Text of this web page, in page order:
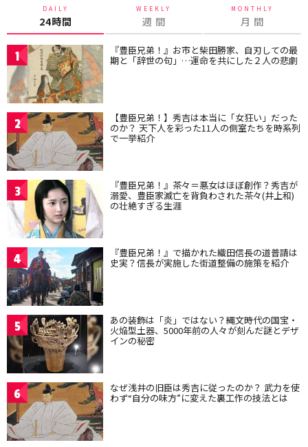
DAILY
24時間
WEEKLY
週 間
MONTHLY
月 間
1 『豊臣兄弟！』お市と柴田勝家、自刃しての最
期と「辞世の句」…運命を共にした２人の悲劇
2 【豊臣兄弟！】秀吉は本当に「女狂い」だった
のか？ 天下人を彩った11人の側室たちを時系列
で一挙紹介
3 『豊臣兄弟！』茶々＝悪女はほぼ創作？秀吉が
溺愛、豊臣家滅亡を背負わされた茶々(井上和)
の壮絶すぎる生涯
4 『豊臣兄弟！』で描かれた織田信長の道普請は
史実？信長が実施した街道整備の施策を紹介
5 あの装飾は「炎」ではない？縄文時代の国宝・
火焔型土器、5000年前の人々が刻んだ謎とデザ
インの秘密
6 なぜ浅井の旧臣は秀吉に従ったのか？ 武力を使
わず“自分の味方”に変えた裏工作の技法とは